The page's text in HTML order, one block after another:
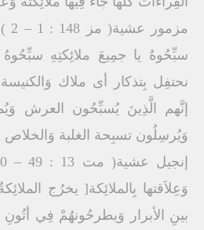
سبِّحُوهُ يا جمِيعَ ملائِكتِهِ سبِّحُوهُ
نحتفِل بِتذكار أى ملاك
إنَّهم الَّذِينَ يُسبِّحُون العرش
وَيُرسِلُون تسبِحة الغلبة وَالخلاص
وَعِلاَقتها بِالملائِكة[ يخرُج